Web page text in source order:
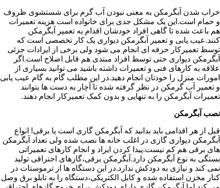
خراب شدن آبگرمکن به معنی نبودن آب گرم برای شستشوی ظروف
و حمام است.این یک مشکل جدی برای خانواده است هزینه تعمیرات
هم باعث شده تا گاهی افراد خودشان اقدام به تعمیر آبگرمکن
کنند.عیب یابی و تعمیر آبگرمکن دیواری یک کار تخصصی است که
توسط تعمیرکار حرفه ای انجام می شود ولی برخی از ایرادات جزئی
آبگرمکن دیواری حتی توسط افراد مبتدی هم قابل اصلاح است.اگر
علاقه به کارهای فنی و تعمیرات داشته باشید می توانید بسیاری از
امورات منزل را خودتان انجام دهید.در این مطلب گام به گام عیب یابی
و تعمیر آب گرمکن در نظر گرفته شده تا آچار به دست ها بتوانند
تعمیرات آبگرمکن را به تنهایی و بدون کمک تعمیرکار انجام دهند.
نصب آبگرمکن
قبل از هر اقدامی باید بدانید که آبگرمکن گازی است یا برقی! انواع
آبگرمکن دیواری گازی در اغلب خانه ها نصب شده ولی تعداد آبگرمکن
های برقی هم کم نیست.پیدا کردن ایراد و انجام کارهای تعمیراتی
بستگی به نوع آبگرمکن دارد.آبگرمکن برقی،گازهای احتراقی تولید
نمی کند و نیازی به دودکش ندارد.در این دستگاه ها از ترموستات در
کنار مخزن استفاده شده و کابل الکتریکی،دستگاه را به تابلو برق وصل